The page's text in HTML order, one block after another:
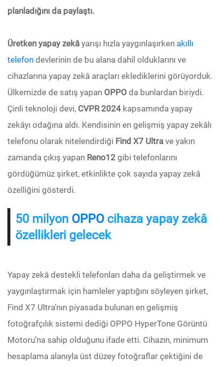
planladığını da paylaştı.
Üretken yapay zekâ yarışı hızla yaygınlaşırken akıllı
telefon devlerinin de bu alana dahil olduklarını ve
cihazlarına yapay zekâ araçları eklediklerini görüyorduk.
Ülkemizde de satış yapan OPPO da bunlardan biriydi.
Çinli teknoloji devi, CVPR 2024 kapsamında yapay
zekâyı odağına aldı. Kendisinin en gelişmiş yapay zekâlı
telefonu olarak nitelendirdiği Find X7 Ultra ve yakın
zamanda çıkış yapan Reno12 gibi telefonlarını
gördüğümüz şirket, etkinlikte çok sayıda yapay zekâ
özelliğini gösterdi.
50 milyon OPPO cihaza yapay zekâ
özellikleri gelecek
Yapay zekâ destekli telefonları daha da geliştirmek ve
yaygınlaştırmak için hamleler yaptığını söyleyen şirket,
Find X7 Ultra’nın piyasada bulunan en gelişmiş
fotoğrafçılık sistemi dediği OPPO HyperTone Görüntü
Motoru’na sahip olduğunu ifade etti. Cihazın, minimum
hesaplama alanıyla üst düzey fotoğraflar çektiğini de